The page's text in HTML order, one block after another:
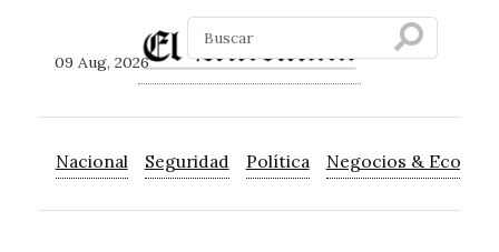
09 Aug, 2026
Nacional Seguridad Política Negocios &